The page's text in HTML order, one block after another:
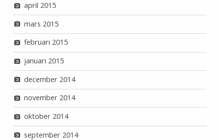
april 2015
mars 2015
februari 2015
januari 2015
december 2014
november 2014
oktober 2014
september 2014